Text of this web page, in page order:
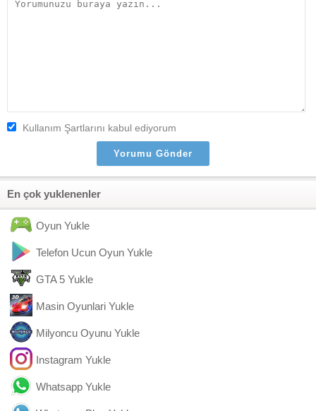
Kullanım Şartlarını kabul ediyorum
En çok yuklenenler
Oyun Yukle
Telefon Ucun Oyun Yukle
GTA 5 Yukle
Masin Oyunlari Yukle
Milyoncu Oyunu Yukle
Instagram Yukle
Whatsapp Yukle